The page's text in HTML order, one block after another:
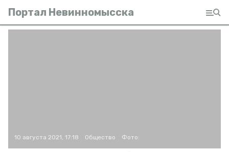
Портал Невинномысска
10 августа 2021, 17:18 Общество Фото: